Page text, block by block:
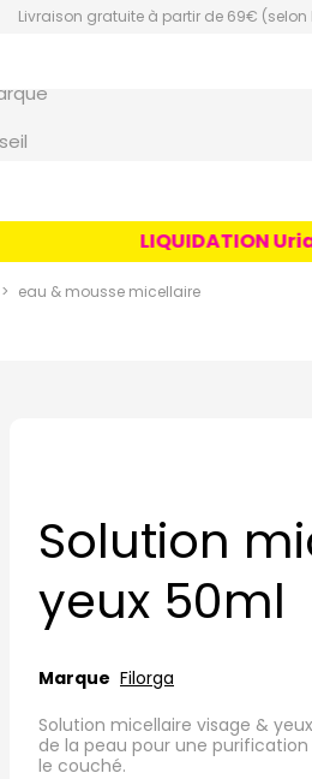
Livraison gratuite à partir de 69€
Amiens Fachon
LIQUIDATION
eau & mousse micellaire
Solution
yeux 50ml
Marque Filorga
Solution micellaire visage &
de la peau pour une
le couché.